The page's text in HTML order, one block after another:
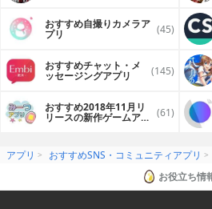
おすすめ自撮りカメラア
プリ (45)
おすすめチャット・メ
ッセージングアプリ (145)
おすすめ2018年11月リ
リースの新作ゲームアプ (61)
アプリ おすすめSNS・コミュニティアプリ
お役立ち情